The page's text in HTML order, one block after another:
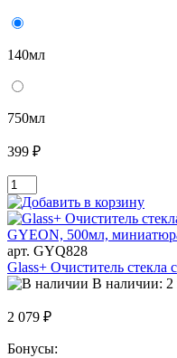
140мл
750мл
399 ₽
арт. GYQ828
Glass+ Очиститель
В наличии:
2 079 ₽
Бонусы: